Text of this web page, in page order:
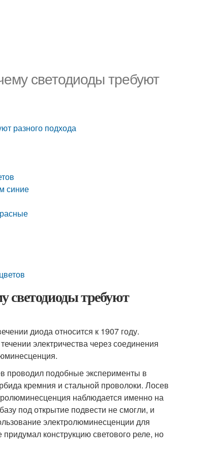
светодиоды требуют
разного подхода
синие
светодиоды требуют
диода относится к 1907 году.
электричества через соединения
проводил подобные эксперименты в
кремния и стальной проволоки. Лосев
наблюдается именно на
под открытие подвести не смогли, и
электролюминесценции для
конструкцию светового реле, но